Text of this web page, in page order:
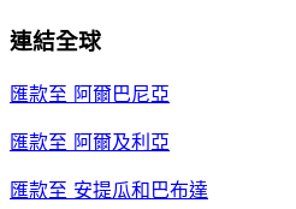
連結全球
匯款至 阿爾巴尼亞
匯款至 阿爾及利亞
匯款至 安提瓜和巴布達